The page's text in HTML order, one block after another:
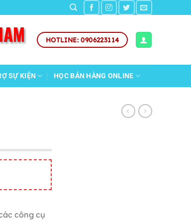
HOTLINE: 0906223114
SỰ KIỆN HỌC BÁN HÀNG ONLINE
công cụ